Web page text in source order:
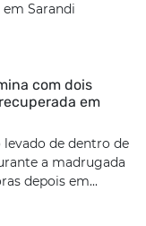
Sarandi
com dois
em
levado de dentro de
a madrugada
depois em...